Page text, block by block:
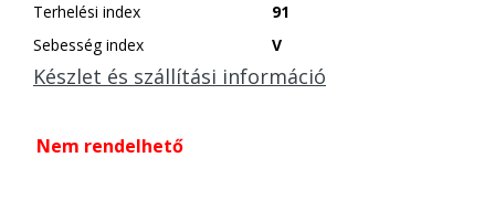
Terhelési index
91
Sebesség index
V
Készlet és szállítási információ
Nem rendelhető